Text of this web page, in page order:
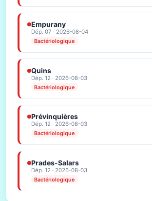
Empurany
Dép. 07 · 2026-08-04
Bactériologique
Quins
Dép. 12 · 2026-08-03
Bactériologique
Prévinquières
Dép. 12 · 2026-08-03
Bactériologique
Prades-Salars
Dép. 12 · 2026-08-03
Bactériologique